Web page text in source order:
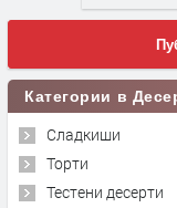
Категории в
Сладкиши
Торти
Тестени десерти